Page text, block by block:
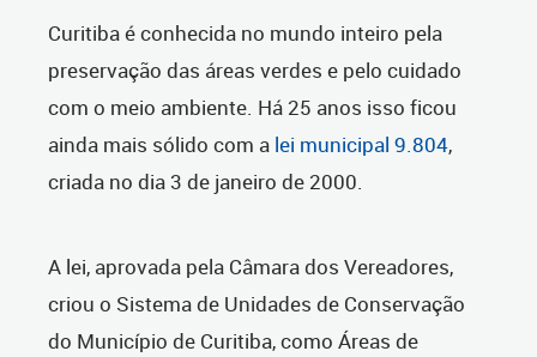
Curitiba é conhecida no mundo inteiro pela
preservação das áreas verdes e pelo cuidado
com o meio ambiente. Há 25 anos isso ficou
ainda mais sólido com a lei municipal 9.804,
criada no dia 3 de janeiro de 2000.
A lei, aprovada pela Câmara dos Vereadores,
criou o Sistema de Unidades de Conservação
do Município de Curitiba, como Áreas de